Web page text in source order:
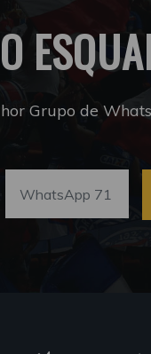
Grupo de